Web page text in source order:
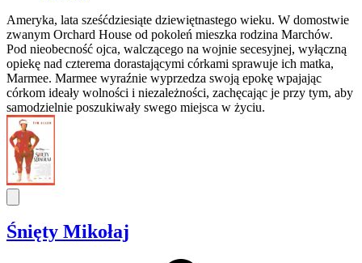
Ameryka, lata sześćdziesiąte dziewiętnastego wieku. W domostwie
zwanym Orchard House od pokoleń mieszka rodzina Marchów.
Pod nieobecność ojca, walczącego na wojnie secesyjnej, wyłączną
opiekę nad czterema dorastającymi córkami sprawuje ich matka,
Marmee. Marmee wyraźnie wyprzedza swoją epokę wpajając
córkom ideały wolności i niezależności, zachęcając je przy tym, aby
samodzielnie poszukiwały swego miejsca w życiu.
Śnięty Mikołaj